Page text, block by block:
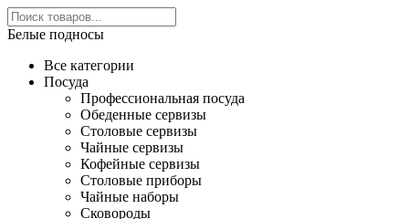
Белые подносы
Все категории
Посуда
Профессиональная посуда
Обеденные сервизы
Столовые сервизы
Чайные сервизы
Кофейные сервизы
Столовые приборы
Чайные наборы
Сковороды